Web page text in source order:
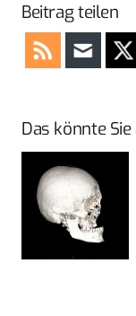
Beitrag teilen
Das könnte